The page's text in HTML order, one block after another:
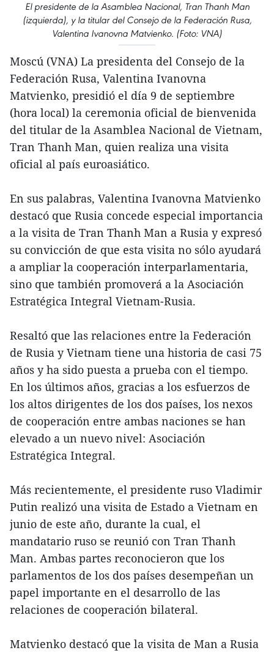
El presidente de la Asamblea Nacional, Tran Thanh Man
(izquierda), y la titular del Consejo de la Federación Rusa,
Valentina Ivanovna Matvienko. (Foto: VNA)
Moscú (VNA) La presidenta del Consejo de la
Federación Rusa, Valentina Ivanovna
Matvienko, presidió el día 9 de septiembre
(hora local) la ceremonia oficial de bienvenida
del titular de la Asamblea Nacional de Vietnam,
Tran Thanh Man, quien realiza una visita
oficial al país euroasiático.
En sus palabras, Valentina Ivanovna Matvienko
destacó que Rusia concede especial importancia
a la visita de Tran Thanh Man a Rusia y expresó
su convicción de que esta visita no sólo ayudará
a ampliar la cooperación interparlamentaria,
sino que también promoverá a la Asociación
Estratégica Integral Vietnam-Rusia.
Resaltó que las relaciones entre la Federación
de Rusia y Vietnam tiene una historia de casi 75
años y ha sido puesta a prueba con el tiempo.
En los últimos años, gracias a los esfuerzos de
los altos dirigentes de los dos países, los nexos
de cooperación entre ambas naciones se han
elevado a un nuevo nivel: Asociación
Estratégica Integral.
Más recientemente, el presidente ruso Vladimir
Putin realizó una visita de Estado a Vietnam en
junio de este año, durante la cual, el
mandatario ruso se reunió con Tran Thanh
Man. Ambas partes reconocieron que los
parlamentos de los dos países desempeñan un
papel importante en el desarrollo de las
relaciones de cooperación bilateral.
Matvienko destacó que la visita de Man a Rusia